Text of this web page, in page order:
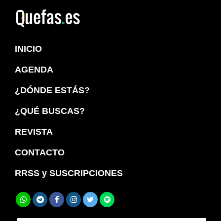
navegación
principal
principal
INICIO
AGENDA
¿DÓNDE ESTÁS?
¿QUÉ BUSCAS?
REVISTA
CONTACTO
RRSS y SUSCRIPCIONES